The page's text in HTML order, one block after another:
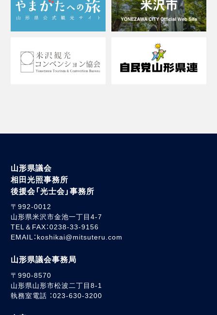
山形県議会
相田光照事務所
後援会「光士会」事務所
〒992-0012
山形県米沢市金池一丁目4-7
TEL＆FAX：0238-33-9156
EMAIL：koshikai@mitsuteru.com
山形県議会事務局
〒990-8570
山形県山形市松波二丁目8-1
執務室電話 ：023-630-3200